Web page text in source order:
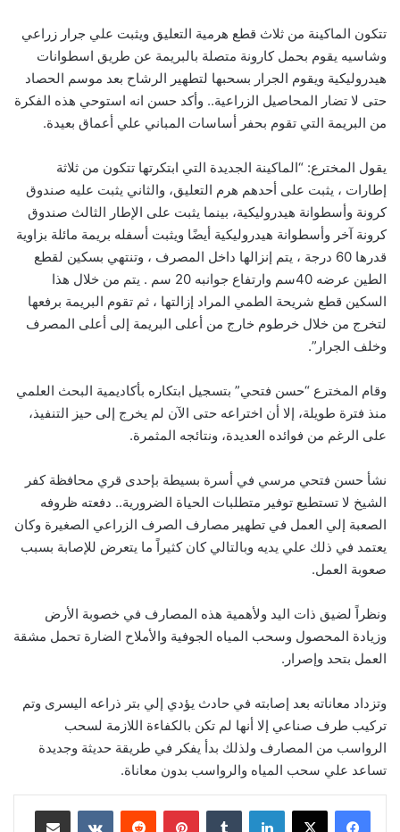
تتكون الماكينة من ثلاث قطع هرمية التعليق ويثبت علي جرار زراعي
وشاسيه يقوم بحمل كارونة متصلة بالبريمة عن طريق اسطوانات
هيدروليكية ويقوم الجرار بسحبها لتطهير الرشاح بعد موسم الحصاد
حتى لا تضار المحاصيل الزراعية.. وأكد حسن انه استوحي هذه الفكرة
من البريمة التي تقوم بحفر أساسات المباني علي أعماق بعيدة.
يقول المخترع: “الماكينة الجديدة التي ابتكرتها تتكون من ثلاثة
إطارات ، يثبت على أحدهم هرم التعليق، والثاني يثبت عليه صندوق
كرونة وأسطوانة هيدروليكية، بينما يثبت على الإطار الثالث صندوق
كرونة آخر وأسطوانة هيدروليكية أيضًا ويثبت أسفله بريمة مائلة بزاوية
قدرها 60 درجة ، يتم إنزالها داخل المصرف ، وتنتهي بسكين لقطع
الطين عرضه 40سم وارتفاع جوانبه 20 سم . يتم من خلال هذا
السكين قطع شريحة الطمي المراد إزالتها ، ثم تقوم البريمة برفعها
لتخرج من خلال خرطوم خارج من أعلى البريمة إلى أعلى المصرف
وخلف الجرار”.
وقام المخترع “حسن فتحي” بتسجيل ابتكاره بأكاديمية البحث العلمي
منذ فترة طويلة، إلا أن اختراعه حتى الآن لم يخرج إلى حيز التنفيذ،
على الرغم من فوائده العديدة، ونتائجه المثمرة.
نشأ حسن فتحي مرسي في أسرة بسيطة بإحدى قري محافظة كفر
الشيخ لا تستطيع توفير متطلبات الحياة الضرورية.. دفعته ظروفه
الصعبة إلي العمل في تطهير مصارف الصرف الزراعي الصغيرة وكان
يعتمد في ذلك علي يديه وبالتالي كان كثيراً ما يتعرض للإصابة بسبب
صعوبة العمل.
ونظراً لضيق ذات اليد ولأهمية هذه المصارف في خصوبة الأرض
وزيادة المحصول وسحب المياه الجوفية والأملاح الضارة تحمل مشقة
العمل بتحد وإصرار.
وتزداد معاناته بعد إصابته في حادث يؤدي إلي بتر ذراعه اليسرى وتم
تركيب طرف صناعي إلا أنها لم تكن بالكفاءة اللازمة لسحب
الرواسب من المصارف ولذلك بدأ يفكر في طريقة حديثة وجديدة
تساعد علي سحب المياه والرواسب بدون معاناة.
لينكدإن بينتيريست